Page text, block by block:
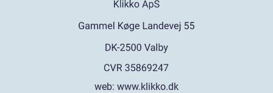
web: www.klikko.dk